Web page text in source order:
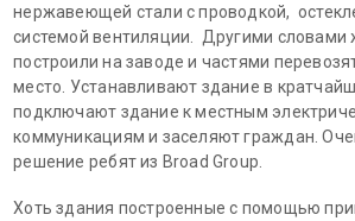
нержавеющей стали с проводкой,
системой вентиляции. Другими словами
построили на заводе и частями
место. Устанавливают здание в
подключают здание к местным
коммуникациям и заселяют граждан.
решение ребят из Broad Group.
Хоть здания построенные с помощью